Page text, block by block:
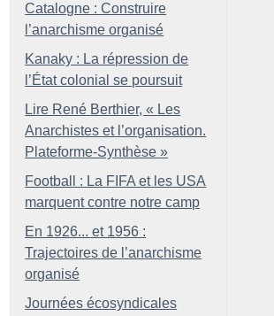
Catalogne : Construire
l’anarchisme organisé
Kanaky : La répression de
l’État colonial se poursuit
Lire René Berthier, « Les
Anarchistes et l’organisation.
Plateforme-Synthèse »
Football : La FIFA et les USA
marquent contre notre camp
En 1926... et 1956 :
Trajectoires de l’anarchisme
organisé
Journées écosyndicales